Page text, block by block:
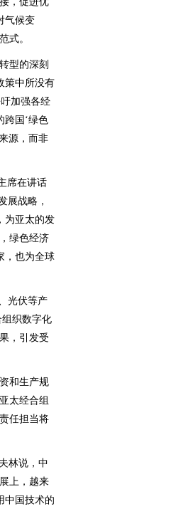
气候变
式。
型的深刻
策中所没有
加强各经
跨国‘绿色
源，而非
席在讲话
展战略，
为亚太的发
绿色经济
，也为全球
光伏等产
织数字化
，引发受
和生产规
太经合组
任担当将
林说，中
上，越来
中国技术的